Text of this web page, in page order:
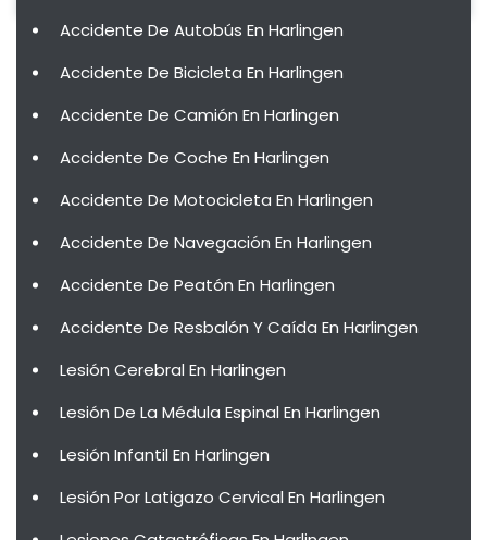
Accidente De Autobús En Harlingen
Accidente De Bicicleta En Harlingen
Accidente De Camión En Harlingen
Accidente De Coche En Harlingen
Accidente De Motocicleta En Harlingen
Accidente De Navegación En Harlingen
Accidente De Peatón En Harlingen
Accidente De Resbalón Y Caída En Harlingen
Lesión Cerebral En Harlingen
Lesión De La Médula Espinal En Harlingen
Lesión Infantil En Harlingen
Lesión Por Latigazo Cervical En Harlingen